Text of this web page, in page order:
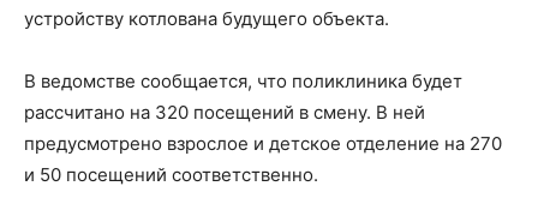
устройству котлована будущего объекта.
В ведомстве сообщается, что поликлиника будет
рассчитано на 320 посещений в смену. В ней
предусмотрено взрослое и детское отделение на 270
и 50 посещений соответственно.